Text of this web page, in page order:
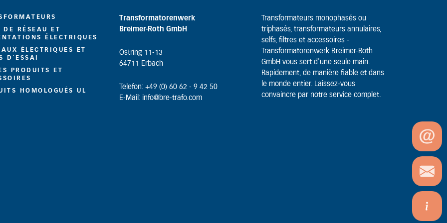
DE RÉSEAU ET
ÉLECTRIQUES
ÉLECTRIQUES ET
D'ESSAI
PRODUITS ET
HOMOLOGUÉS UL
Transformatorenwerk
Breimer-Roth GmbH
Ostring 11-13
64711 Erbach
Telefon: +49 (0) 60 62 - 9 42 50
E-Mail: info@bre-trafo.com
Transformateurs monophasés ou
triphasés, transformateurs annulaires,
selfs, filtres et accessoires -
Transformatorenwerk Breimer-Roth
GmbH vous sert d'une seule main.
Rapidement, de manière fiable et dans
le monde entier. Laissez-vous
convaincre par notre service complet.